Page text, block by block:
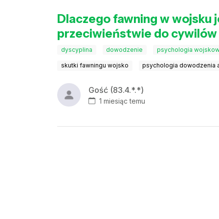
Dlaczego fawning w wojsku
przeciwieństwie do cywilów
dyscyplina dowodzenie psychologia
skutki fawningu wojsko psychologia dowodzenia
Gość (83.4.*.*)
1 miesiąc temu